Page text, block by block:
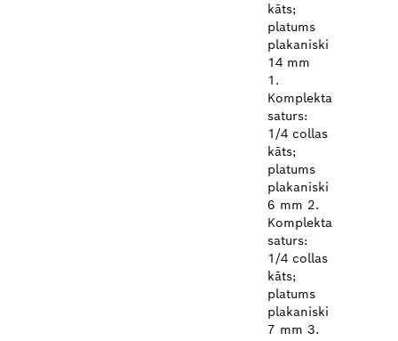
kāts;
platums
plakaniski
14 mm
1.
Komplekta
saturs:
1/4 collas
kāts;
platums
plakaniski
6 mm 2.
Komplekta
saturs:
1/4 collas
kāts;
platums
plakaniski
7 mm 3.